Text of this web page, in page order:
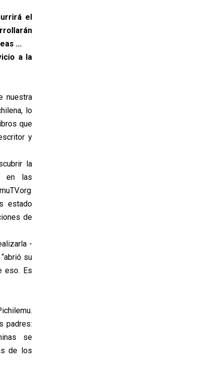
el
...
a la
nuestra
lo
que
y
la
en las
estado
de
-
su
eso. Es
padres:
se
de los